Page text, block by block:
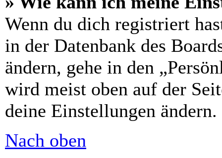
Wenn du dich registriert
in der Datenbank des
ändern, gehe in den
wird meist oben auf der
deine Einstellungen ändern.
Nach oben